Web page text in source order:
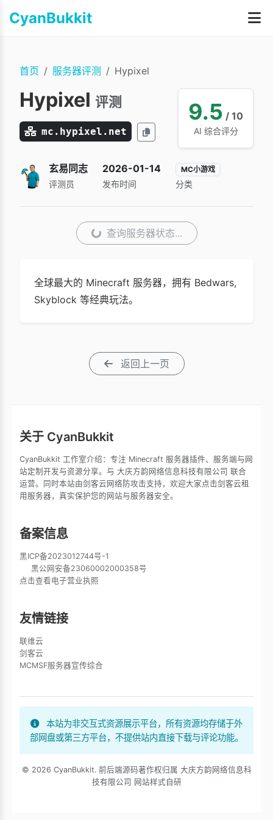
CyanBukkit
首页 服务器评测 Hypixel
Hypixel 评测
mc.hypixel.net
9.5 / 10
AI 综合评分
玄易同志
评测员
2026-01-14
发布时间
MC小游戏
分类
查询服务器状态...
全球最大的 Minecraft 服务器，拥有 Bedwars,
Skyblock 等经典玩法。
返回上一页
关于 CyanBukkit
CyanBukkit 工作室介绍：专注 Minecraft 服务器插件、服务端与网
站定制开发与资源分享。与 大庆方韵网络信息科技有限公司 联合
运营。同时本站由剑客云网络防攻击支持，欢迎大家点击剑客云租
用服务器，真实保护您的网站与服务器安全。
备案信息
黑ICP备2023012744号-1
黑公网安备23060002000358号
点击查看电子营业执照
友情链接
联维云
剑客云
MCMSF服务器宣传综合
本站为非交互式资源展示平台，所有资源均存储于外
部网盘或第三方平台，不提供站内直接下载与评论功能。
© 2026 CyanBukkit. 前后端源码著作权归属 大庆方韵网络信息科
技有限公司 网站样式自研